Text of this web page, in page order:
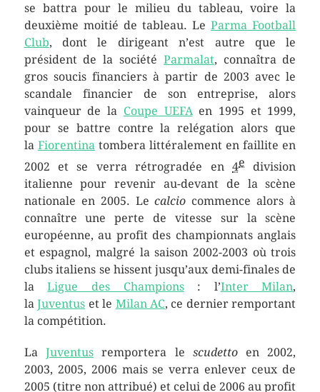
se battra pour le milieu du tableau, voire la
deuxième moitié de tableau. LeParma Football
Club, dont le dirigeant n’est autre que le
président de la société Parmalat, connaîtra de
gros soucis financiers à partir de 2003 avec le
scandale financier de son entreprise, alors
vainqueur de la Coupe UEFA en 1995 et 1999,
pour se battre contre la relégation alors que
la Fiorentina tombera littéralement en faillite en
2002 et se verra rétrogradée en 4e division
italienne pour revenir au-devant de la scène
nationale en 2005. Lecalcio commence alors à
connaître une perte de vitesse sur la scène
européenne, au profit des championnats anglais
et espagnol, malgré la saison 2002-2003 où trois
clubs italiens se hissent jusqu’aux demi-finales de
laLigue des Champions: l’Inter Milan,
laJuventus et le Milan AC, ce dernier remportant
la compétition.
La Juventusremportera le scudettoen 2002,
2003, 2005, 2006 mais se verra enlever ceux de
2005 (titre non attribué) et celui de 2006 au profit